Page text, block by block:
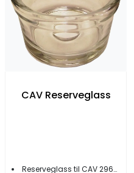
CAV Reserveglass
Reserveglass til CAV 296/796